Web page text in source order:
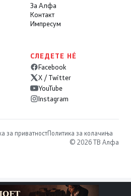
За Алфа
Контакт
Импресум
СЛЕДЕТЕ НÉ
Facebook
X / Twitter
YouTube
Instagram
за приватностПолитика за колачиња
© 2026 ТВ Алфа